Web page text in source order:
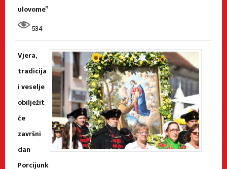
ulovome”
534
Vjera,
tradicija
i veselje
obilježit
će
završni
dan
Porcijunk